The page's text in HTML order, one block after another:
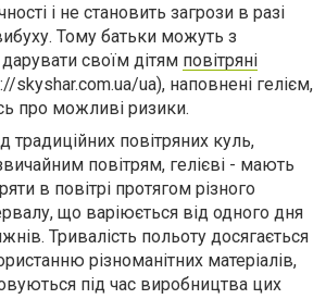
і не становить загрози в разі
Тому батьки можуть з
своїм дітям повітряні
skyshar.com.ua/ua), наповнені гелієм,
про можливі ризики.
традиційних повітряних куль,
повітрям, гелієві - мають
в повітрі протягом різного
що варіюється від одного дня
Тривалість польоту досягається
різноманітних матеріалів,
під час виробництва цих